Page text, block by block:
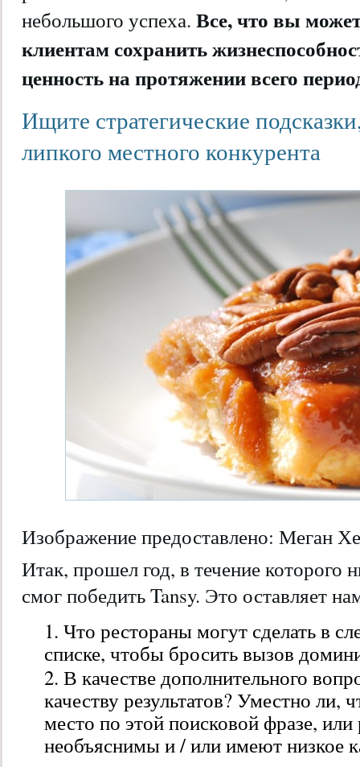
небольшого успеха. Все, что вы
клиентам сохранить
ценность на протяжении всего
Ищите стратегические
липкого местного конкурента
Изображение предоставлено: Меган
Итак, прошел год, в течение которого
смог победить Tansy. Это оставляет
Что рестораны могут сделать в
списке, чтобы бросить вызов
В качестве дополнительного
качеству результатов? Уместно ли,
место по этой поисковой фразе, или
необъяснимы и / или имеют низкое